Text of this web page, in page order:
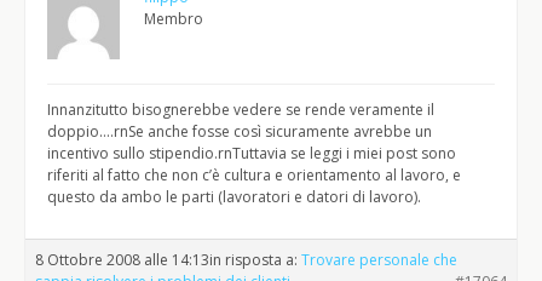
Membro
Innanzitutto bisognerebbe vedere se rende veramente il
doppio….rnSe anche fosse così sicuramente avrebbe un
incentivo sullo stipendio.rnTuttavia se leggi i miei post sono
riferiti al fatto che non c’è cultura e orientamento al lavoro, e
questo da ambo le parti (lavoratori e datori di lavoro).
8 Ottobre 2008 alle 14:13in risposta a: Trovare personale che